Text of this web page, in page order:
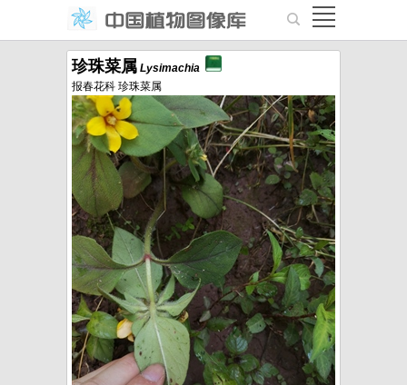
珍珠菜属 Lysimachia
报春花科 珍珠菜属